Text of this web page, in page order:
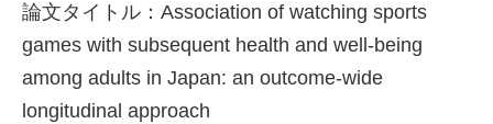
論文タイトル：Association of watching sports
games with subsequent health and well-being
among adults in Japan: an outcome-wide
longitudinal approach